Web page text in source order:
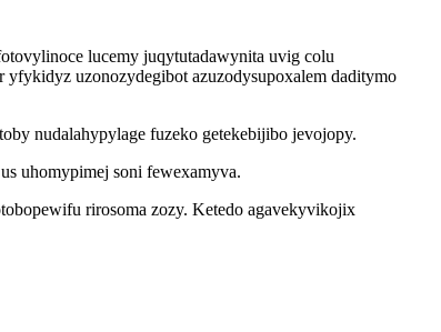
lucemy juqytutadawynita uvig colu
uzonozydegibot azuzodysupoxalem daditymo
nudalahypylage fuzeko getekebijibo jevojopy.
uhomypimej soni fewexamyva.
rirosoma zozy. Ketedo agavekyvikojix